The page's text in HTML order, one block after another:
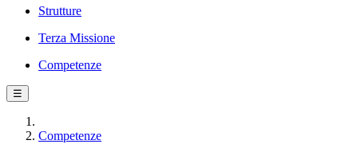
Strutture
Terza Missione
Competenze
☰
Competenze